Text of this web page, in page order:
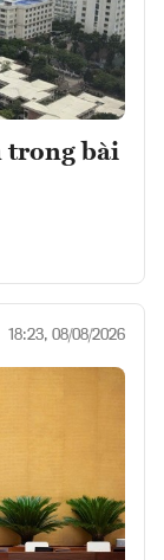
trong bài
18:23, 08/08/2026